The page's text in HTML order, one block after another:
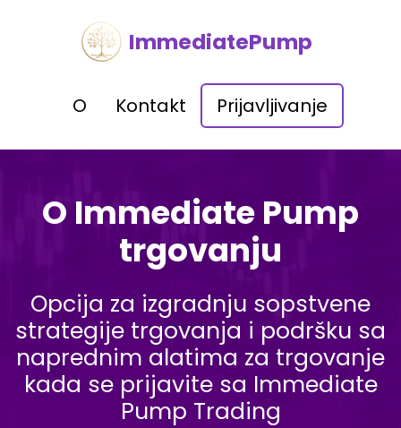
ImmediatePump
O Kontakt Prijavljivanje
O Immediate Pump
trgovanju
Opcija za izgradnju sopstvene
strategije trgovanja i podršku sa
naprednim alatima za trgovanje
kada se prijavite sa Immediate
Pump Trading